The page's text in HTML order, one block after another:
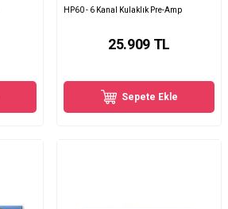
HP60 - 6 Kanal Kulaklık Pre-Amp
25.909TL
Sepete Ekle